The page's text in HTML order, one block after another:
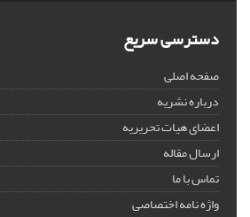
دسترسی سریع
صفحه اصلی
درباره نشریه
اعضای هیات تحریریه
ارسال مقاله
تماس با ما
واژه نامه اختصاصی